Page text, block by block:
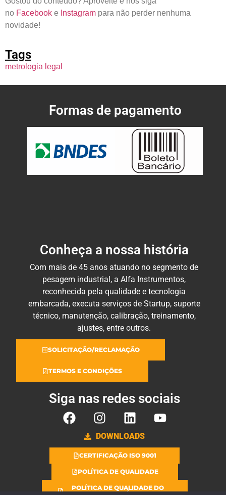
no Facebook e Instagram para não perder nenhuma
novidade!
Tags
metrologia legal
Formas de pagamento
Conheça a nossa história
Com mais de 45 anos atuando no segmento de
pesagem industrial, a Alfa Instrumentos,
reconhecida pela qualidade e tecnologia
embarcada, executa serviços de Startup, suporte
técnico, manutenção, calibração, treinamento,
ajustes, entre outros.
SOLICITAÇÃO/RECLAMAÇÃO
TERMOS E CONDIÇÕES
Siga nas redes sociais
DOWNLOADS
CERTIFICAÇÃO ISO 9001
POLÍTICA DE QUALIDADE
POLÍTICA DE QUALIDADE DO